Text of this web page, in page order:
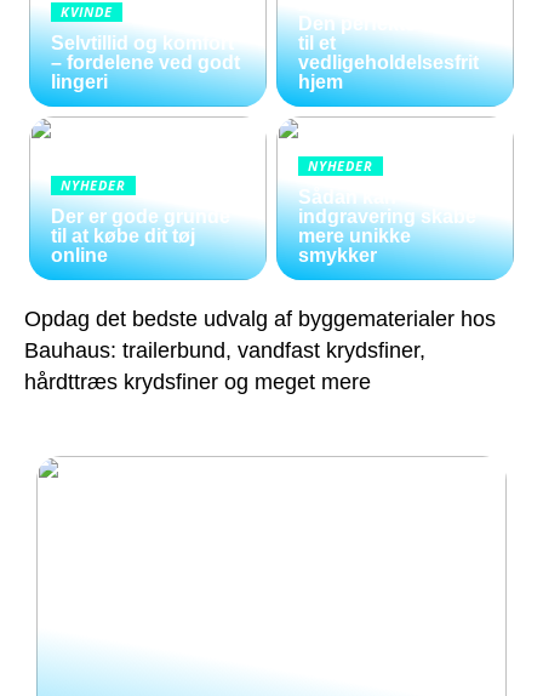
KVINDE
Selvtillid og komfort
– fordelene ved godt
lingeri
Den perfekte løsning
til et
vedligeholdelsesfrit
hjem
NYHEDER
Der er gode grunde
til at købe dit tøj
online
NYHEDER
Sådan kan
indgravering skabe
mere unikke
smykker
Opdag det bedste udvalg af byggematerialer hos
Bauhaus: trailerbund, vandfast krydsfiner,
hårdttræs krydsfiner og meget mere